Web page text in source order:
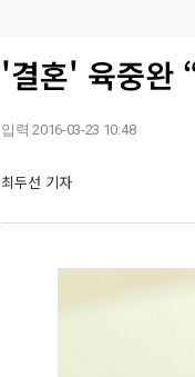
'결혼' 육중완
입력 2016-03-23 10:48
최두선 기자